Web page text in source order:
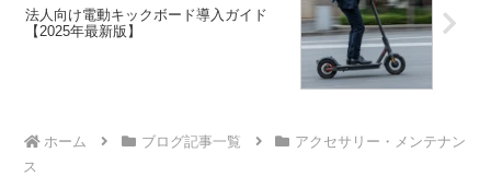
法人向け電動キックボード導入ガイド
【2025年最新版】
ホーム ブログ記事一覧
アクセサリー・メンテナン
ス